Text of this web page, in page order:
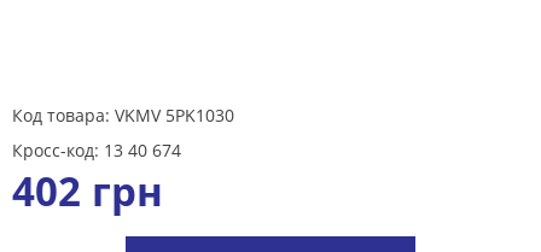
Код товара: VKMV 5PK1030
Кросс-код: 13 40 674
402 грн